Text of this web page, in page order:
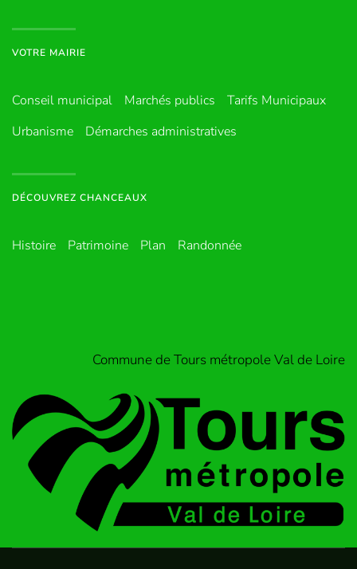
VOTRE MAIRIE
Conseil municipal Marchés publics
Tarifs Municipaux
Urbanisme
Démarches administratives
DÉCOUVREZ CHANCEAUX
Histoire Patrimoine Plan Randonnée
Commune de Tours métropole Val de Loire